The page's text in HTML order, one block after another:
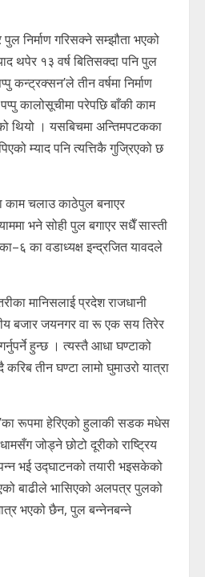
निर्माण गरिसक्ने सम्झौता भएको
थपेर १३ वर्ष बितिसक्दा पनि पुल
कन्ट्रक्सन’ले तीन वर्षमा निर्माण
कालोसूचीमा परेपछि बाँकी काम
थियो । यसबिचमा अन्तिमपटकका
म्याद पनि त्यत्तिकै गुज्रिएको छ
काम चलाउ काठेपुल बनाएर
भने सोही पुल बगाएर सधैँ सास्ती
का वडाध्यक्ष इन्द्रजित यावदले
मानिसलाई प्रदेश राजधानी
बजार जयनगर वा रू एक सय तिरेर
हुन्छ । त्यस्तै आधा घण्टाको
करिब तीन घण्टा लामो घुमाउरो यात्रा
रूपमा हेरिएको हुलाकी सडक मधेस
जोड्ने छोटो दूरीको राष्ट्रिय
भई उद्घाटनको तयारी भइसकेको
बाढीले भासिएको अलपत्र पुलको
मात्र भएको छैन, पुल बन्नेनबन्ने